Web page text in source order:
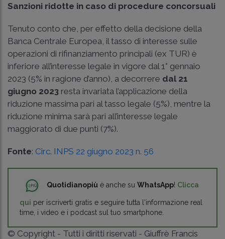
Sanzioni ridotte in caso di procedure concorsuali
Tenuto conto che, per effetto della decisione della
Banca Centrale Europea, il tasso di interesse sulle
operazioni di rifinanziamento principali (ex TUR) è
inferiore all’interesse legale in vigore dal 1° gennaio
2023 (5% in ragione d’anno), a decorrere dal 21
giugno 2023 resta invariata l’applicazione della
riduzione massima pari al tasso legale (5%), mentre la
riduzione minima sarà pari all’interesse legale
maggiorato di due punti (7%).
Fonte: Circ. INPS 22 giugno 2023 n. 56
Quotidianopiù è anche su WhatsApp! Clicca
qui per iscriverti gratis e seguire tutta l'informazione real
time, i video e i podcast sul tuo smartphone.
© Copyright - Tutti i diritti riservati - Giuffrè Francis